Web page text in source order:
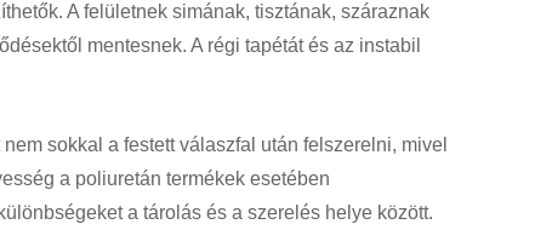
A felületnek simának, tisztának, száraznak
mentesnek. A régi tapétát és az instabil
sokkal a festett válaszfal után felszerelni, mivel
a poliuretán termékek esetében
a tárolás és a szerelés helye között.